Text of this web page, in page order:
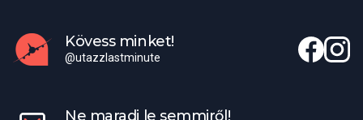
Szállás
Deluxe: 2 ágyas (1 pótágy lehetséges egy gyermek számára), kb.
Kövess minket!
@utazzlastminute
Ne maradj le semmiről!